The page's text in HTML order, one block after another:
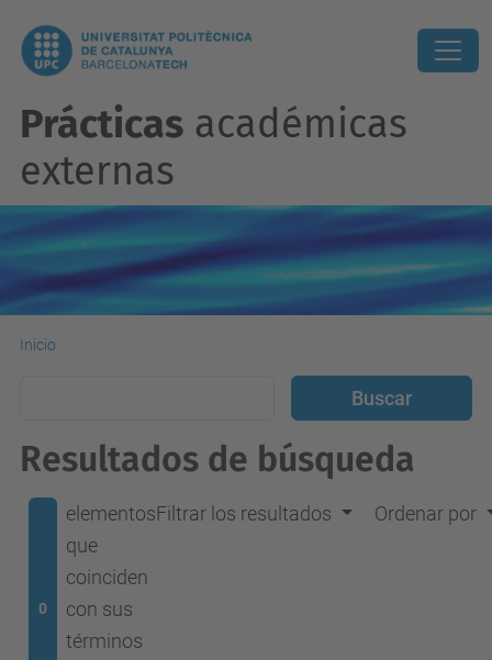
Prácticas académicas
externas
Inicio
Resultados de búsqueda
0
elementos
que
coinciden
con sus
términos
Filtrar los resultados Ordenar por